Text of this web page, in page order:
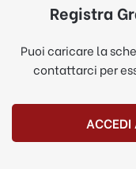
Registra
Puoi caricare la
contattarci per
ACCEDI